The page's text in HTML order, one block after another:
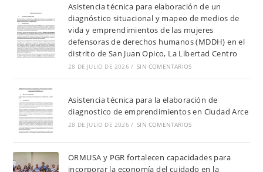
Asistencia técnica para elaboración de un
diagnóstico situacional y mapeo de medios de
vida y emprendimientos de las mujeres
defensoras de derechos humanos (MDDH) en el
distrito de San Juan Opico, La Libertad Centro
28 DE JULIO DE 2026 / SIN COMENTARIOS
Asistencia técnica para la elaboración de
diagnostico de emprendimientos en Ciudad Arce
28 DE JULIO DE 2026 / SIN COMENTARIOS
ORMUSA y PGR fortalecen capacidades para
incorporar la economía del cuidado en la